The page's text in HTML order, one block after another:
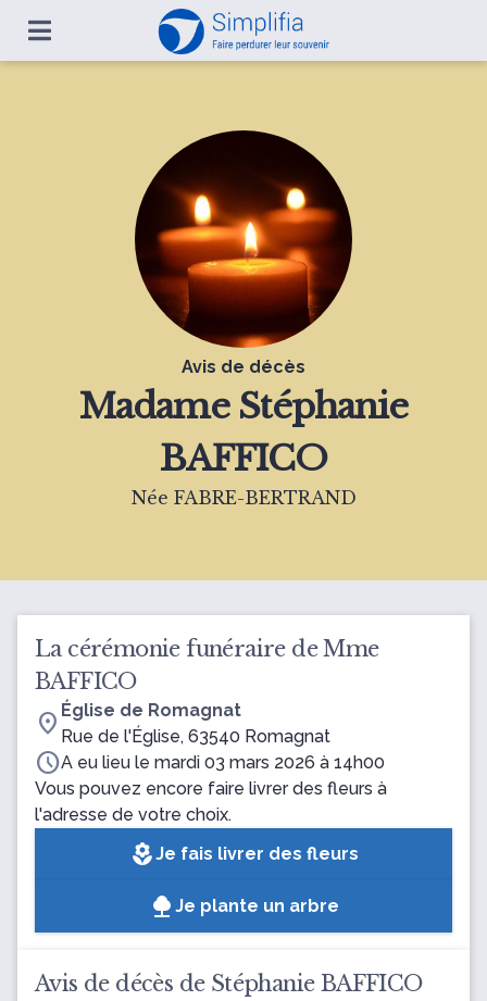
Avis de décès
Madame Stéphanie
BAFFICO
Née FABRE-BERTRAND
La cérémonie funéraire de Mme
BAFFICO
location_on Église de Romagnat
Rue de l'Église, 63540 Romagnat
scheduleA eu lieu le mardi 03 mars 2026 à 14h00
Vous pouvez encore faire livrer des fleurs à
l'adresse de votre choix.
local_floristJe fais livrer des fleurs
Je plante un arbre
Avis de décès de Stéphanie BAFFICO